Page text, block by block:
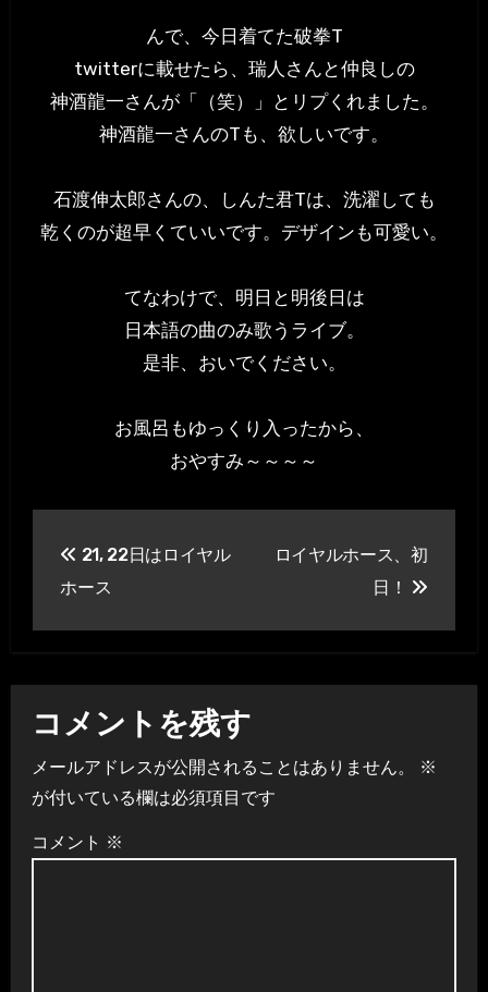
んで、今日着てた破拳T
twitterに載せたら、瑞人さんと仲良しの
神酒龍一さんが「（笑）」とリプくれました。
神酒龍一さんのTも、欲しいです。
石渡伸太郎さんの、しんた君Tは、洗濯しても
乾くのが超早くていいです。デザインも可愛い。
てなわけで、明日と明後日は
日本語の曲のみ歌うライブ。
是非、おいでください。
お風呂もゆっくり入ったから、
おやすみ～～～～
稿
ゲ
ー
シ
ョ
21, 22日はロイヤル
ホース
ロイヤルホース、初
日！
コメントを残す
メールアドレスが公開されることはありません。
※
が付いている欄は必須項目です
コメント ※